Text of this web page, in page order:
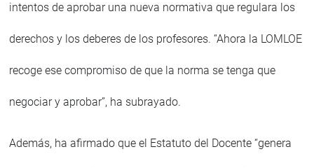
intentos de aprobar una nueva normativa que regulara los
derechos y los deberes de los profesores. “Ahora la LOMLOE
recoge ese compromiso de que la norma se tenga que
negociar y aprobar”, ha subrayado.
Además, ha afirmado que el Estatuto del Docente “genera